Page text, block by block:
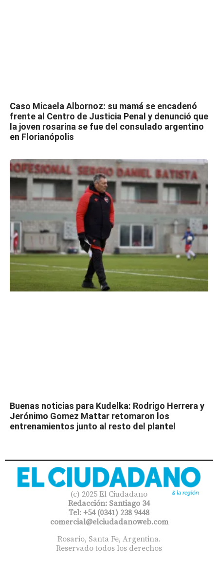
Caso Micaela Albornoz: su mamá se encadenó
frente al Centro de Justicia Penal y denunció que
la joven rosarina se fue del consulado argentino
en Florianópolis
Buenas noticias para Kudelka: Rodrigo Herrera y
Jerónimo Gomez Mattar retomaron los
entrenamientos junto al resto del plantel
(c) 2025 El Ciudadano
Redacción: Santiago 34
Tel: +54 (0341) 238 9448
comercial@elciudadanoweb.com​
Rosario, Santa Fe, Argentina.
Reservado todos los derechos